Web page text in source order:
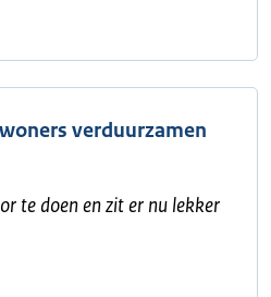
verduurzamen
te doen en zit er nu lekker